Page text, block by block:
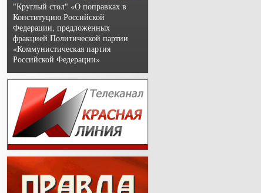
"Круглый стол" «О поправках в
Конституцию Российской
Федерации, предложенных
фракцией Политической партии
«Коммунистическая партия
Российской Федерации»